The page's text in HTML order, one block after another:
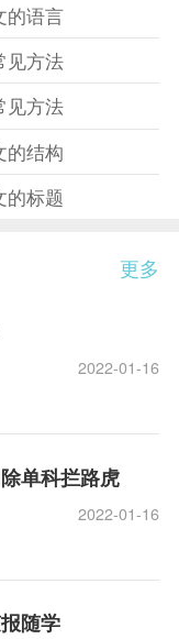
的语言
见方法
见方法
的结构
的标题
更多
2022-01-16
单科拦路虎
2022-01-16
随学